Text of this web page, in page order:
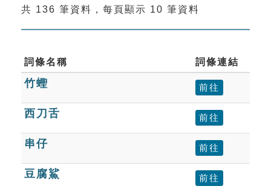
索引選單
單字索引
生命大百科索引
遊戲專區
教學應用
貓頭鷹博士
共 136 筆資料，每頁顯示 10 筆資料
詞條名稱 詞條連結
竹蟶 前往
西刀舌 前往
串仔 前往
豆腐鯊 前往